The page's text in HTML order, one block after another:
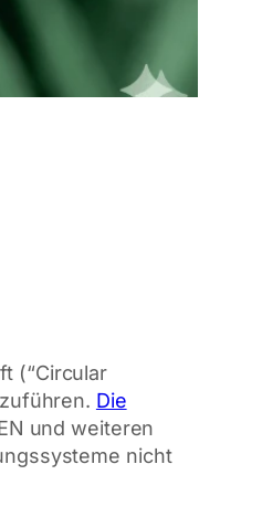
(“Circular
Die
und weiteren
nicht